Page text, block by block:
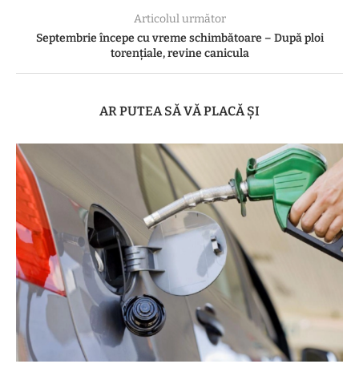
Articolul următor
Septembrie începe cu vreme schimbătoare – După ploi
torențiale, revine canicula
AR PUTEA SĂ VĂ PLACĂ ȘI